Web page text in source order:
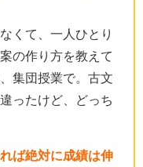
くて、一人ひとり
の作り方を教えて
集団授業で。古文
ったけど、どっち
ば絶対に成績は伸